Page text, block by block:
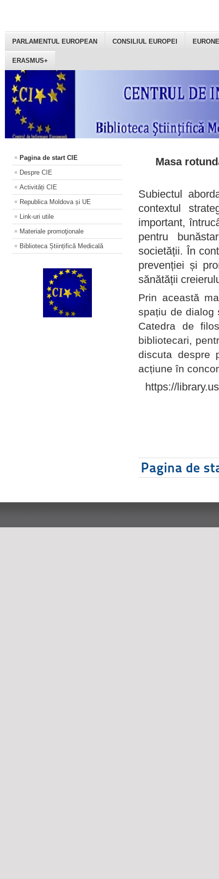
PARLAMENTUL EUROPEAN CONSILIUL EUROPEI
ERASMUS+
Pagina de start CIE
Despre CIE
Activități CIE
Republica Moldova și UE
Link-uri utile
Materiale promoţionale
Biblioteca Științifică Medicală
Masa
Subiectul
contextul
important,
pentru
societății. În
prevenției și
sănătății
Prin această
spațiu de dialog
Catedra de
bibliotecari,
discuta despre
acțiune în
https://
Pagina de